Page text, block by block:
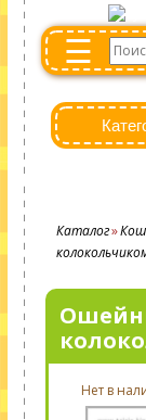
☰
Каталог
Нет в